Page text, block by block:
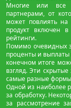
Многие или все
партнерами, от
может повлиять
продукт включен
рейтинги.
Помимо очевидных
проценты и выплаты
конечном итоге
взгляд. Эти
самые разные
Одной из наиболее
за обработку.
за рассмотрение